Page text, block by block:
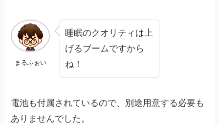
まるふぉい
睡眠のクオリティは上
げるブームですから
ね！
電池も付属されているので、別途用意する必要も
ありませんでした。